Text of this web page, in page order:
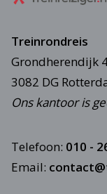
Treinrondreis
Grondherendijk
3082 DG
Ons kantoor is
Telefoon: 010 -
Email: